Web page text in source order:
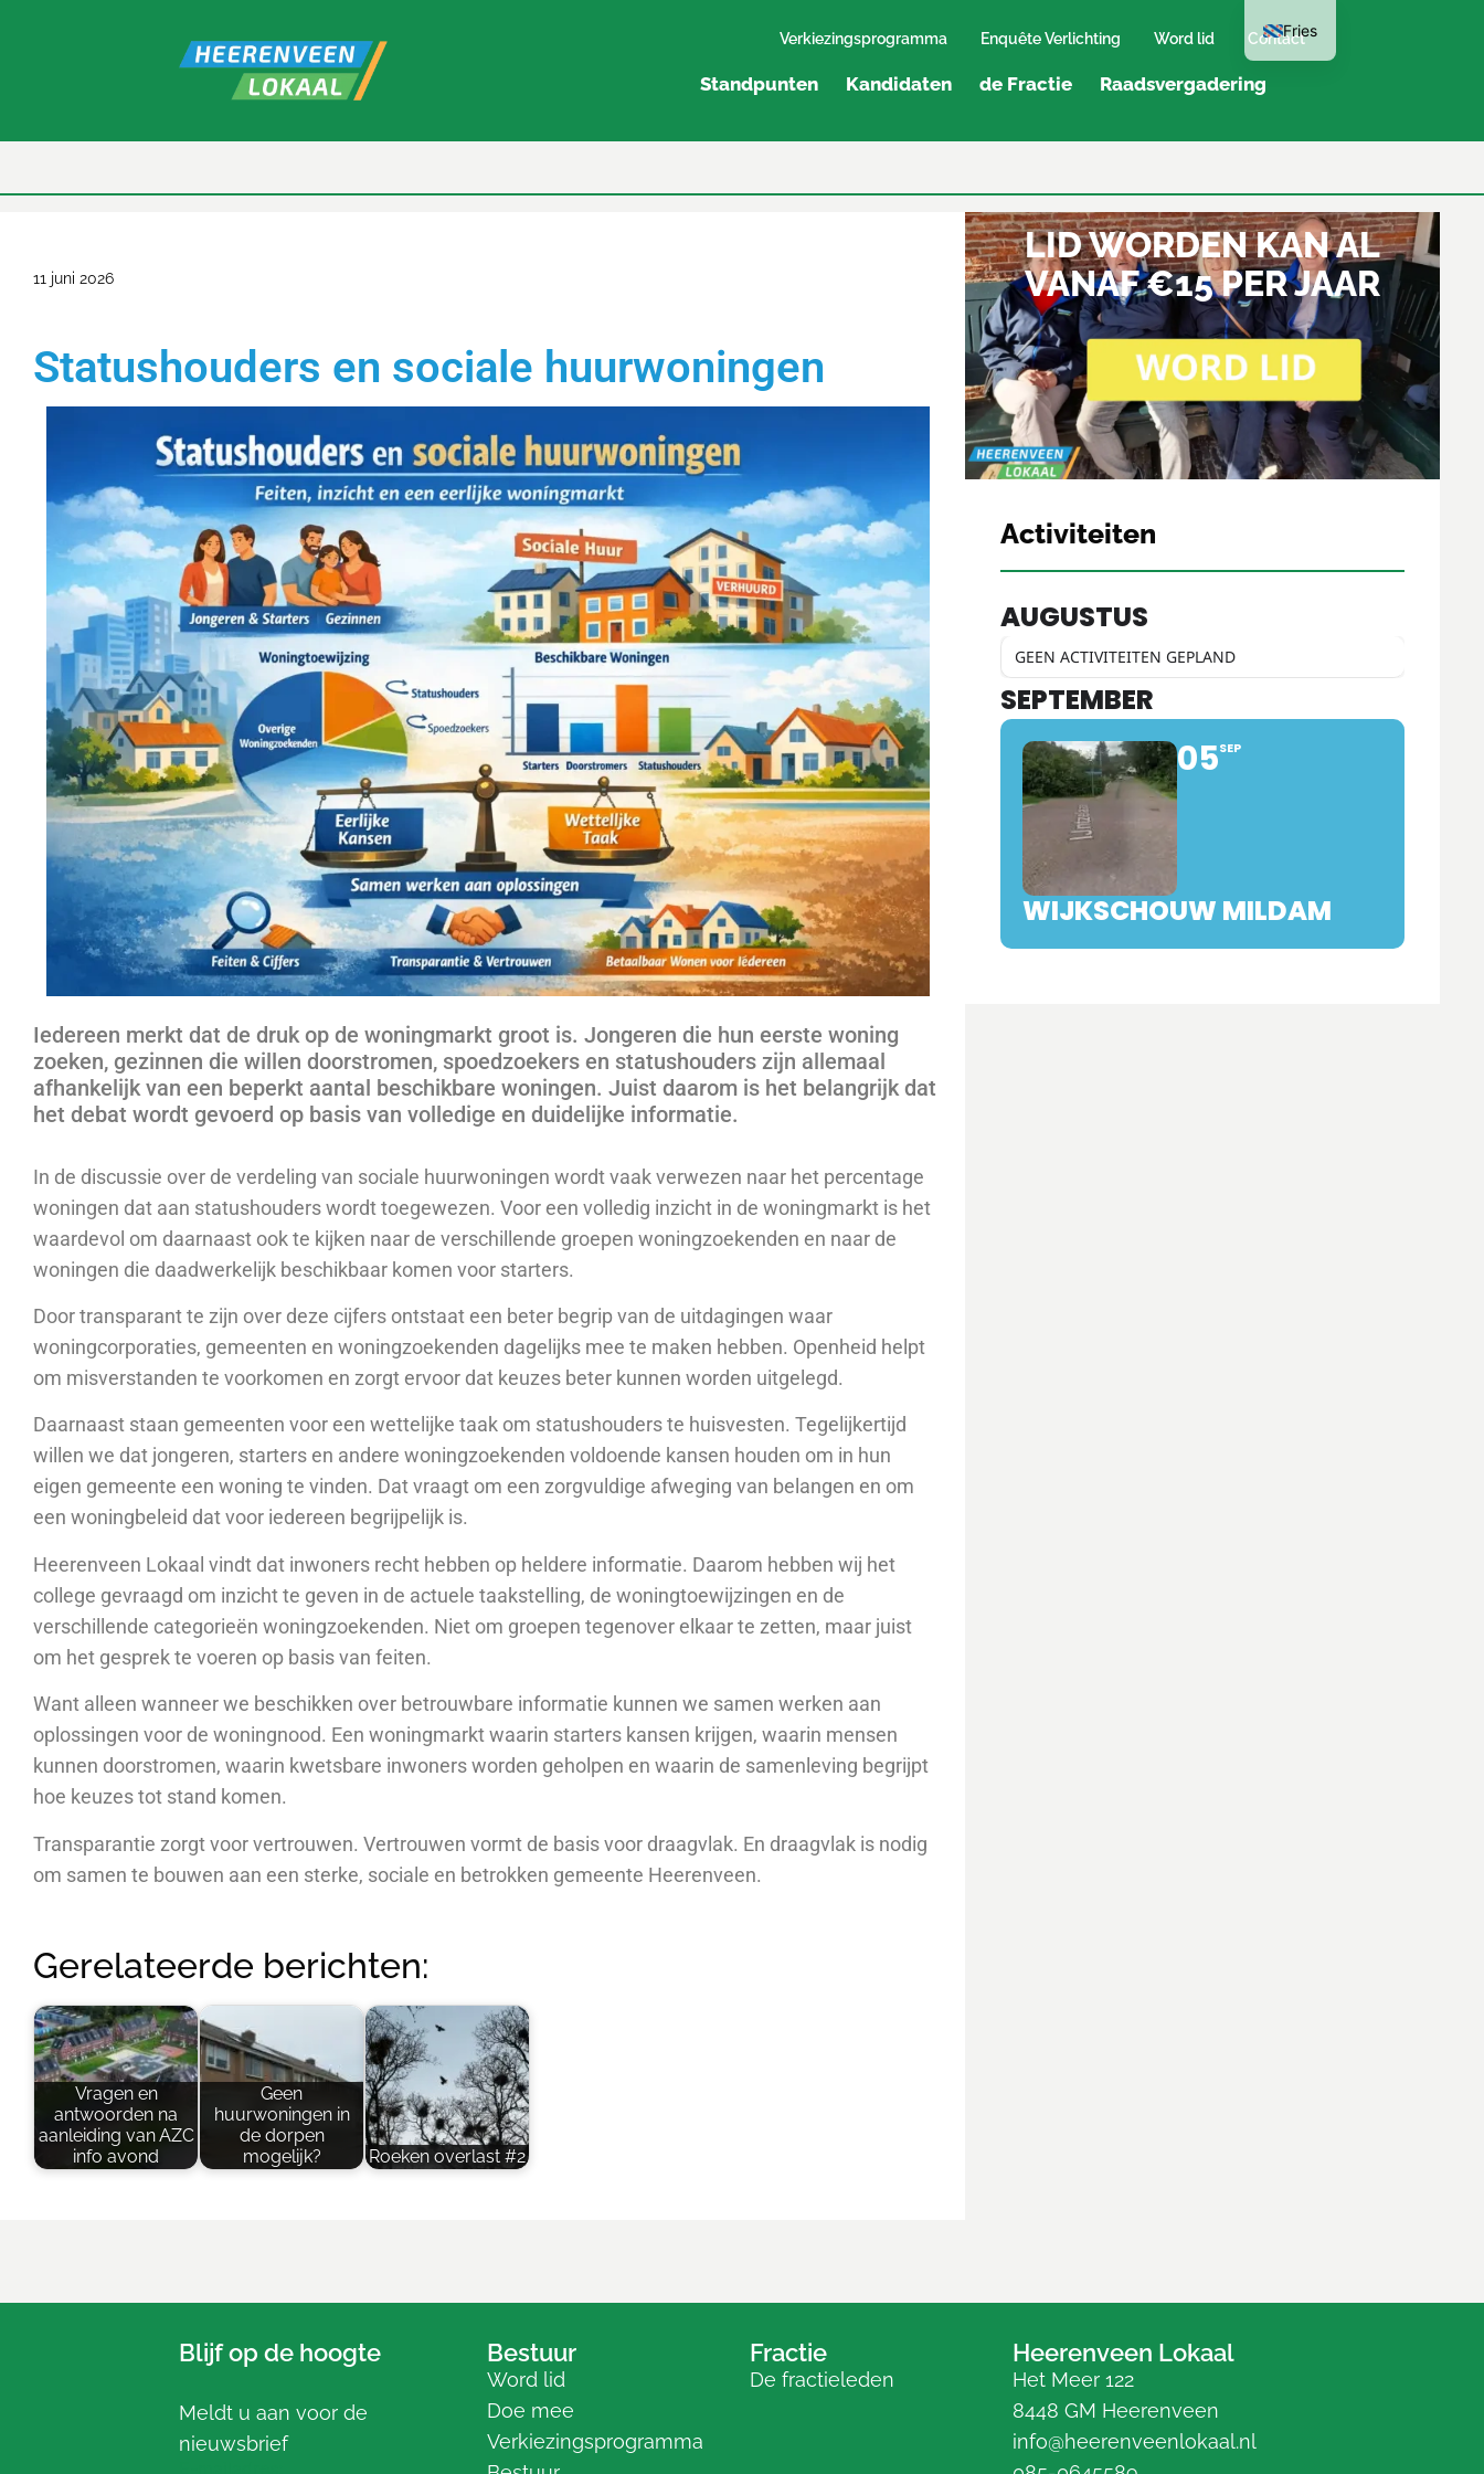
Verkiezingsprogramma Enquête Verlichting Word lid Contact
Standpunten Kandidaten de Fractie Raadsvergadering
11 juni 2026
Statushouders en sociale huurwoningen
Iedereen merkt dat de druk op de woningmarkt groot is. Jongeren die hun eerste woning
zoeken, gezinnen die willen doorstromen, spoedzoekers en statushouders zijn allemaal
afhankelijk van een beperkt aantal beschikbare woningen. Juist daarom is het belangrijk dat
het debat wordt gevoerd op basis van volledige en duidelijke informatie.
In de discussie over de verdeling van sociale huurwoningen wordt vaak verwezen naar het percentage
woningen dat aan statushouders wordt toegewezen. Voor een volledig inzicht in de woningmarkt is het
waardevol om daarnaast ook te kijken naar de verschillende groepen woningzoekenden en naar de
woningen die daadwerkelijk beschikbaar komen voor starters.
Door transparant te zijn over deze cijfers ontstaat een beter begrip van de uitdagingen waar
woningcorporaties, gemeenten en woningzoekenden dagelijks mee te maken hebben. Openheid helpt
om misverstanden te voorkomen en zorgt ervoor dat keuzes beter kunnen worden uitgelegd.
Daarnaast staan gemeenten voor een wettelijke taak om statushouders te huisvesten. Tegelijkertijd
willen we dat jongeren, starters en andere woningzoekenden voldoende kansen houden om in hun
eigen gemeente een woning te vinden. Dat vraagt om een zorgvuldige afweging van belangen en om
een woningbeleid dat voor iedereen begrijpelijk is.
Heerenveen Lokaal vindt dat inwoners recht hebben op heldere informatie. Daarom hebben wij het
college gevraagd om inzicht te geven in de actuele taakstelling, de woningtoewijzingen en de
verschillende categorieën woningzoekenden. Niet om groepen tegenover elkaar te zetten, maar juist
om het gesprek te voeren op basis van feiten.
Want alleen wanneer we beschikken over betrouwbare informatie kunnen we samen werken aan
oplossingen voor de woningnood. Een woningmarkt waarin starters kansen krijgen, waarin mensen
kunnen doorstromen, waarin kwetsbare inwoners worden geholpen en waarin de samenleving begrijpt
hoe keuzes tot stand komen.
Transparantie zorgt voor vertrouwen. Vertrouwen vormt de basis voor draagvlak. En draagvlak is nodig
om samen te bouwen aan een sterke, sociale en betrokken gemeente Heerenveen.
Gerelateerde berichten:
Vragen en
antwoorden na
aanleiding van AZC
info avond
Geen
huurwoningen in
de dorpen
mogelijk?
Roeken overlast #2
LID WORDEN KAN AL
VANAF €15 PER JAAR
Activiteiten
AUGUSTUS
GEEN ACTIVITEITEN GEPLAND
SEPTEMBER
05SEP
WIJKSCHOUW MILDAM
Blijf op de hoogte
Meldt u aan voor de
nieuwsbrief
Bestuur
Word lid
Doe mee
Verkiezingsprogramma
Fractie
De fractieleden
Heerenveen Lokaal
Het Meer 122
8448 GM Heerenveen
info@heerenveenlokaal.nl
Fries